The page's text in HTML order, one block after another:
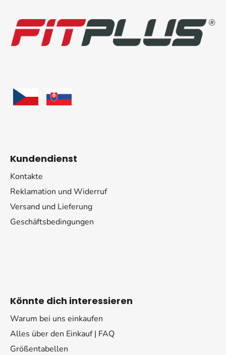
Kundendienst
Kontakte
Reklamation und Widerruf
Versand und Lieferung
Geschäftsbedingungen
Könnte dich interessieren
Warum bei uns einkaufen
Alles über den Einkauf | FAQ
Größentabellen